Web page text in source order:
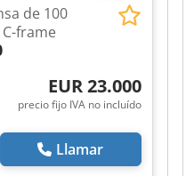
de 100
frame
EUR 23.000
precio fijo IVA no incluído
Llamar